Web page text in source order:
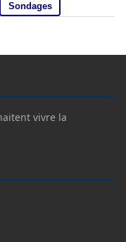
Sondages
vivre la